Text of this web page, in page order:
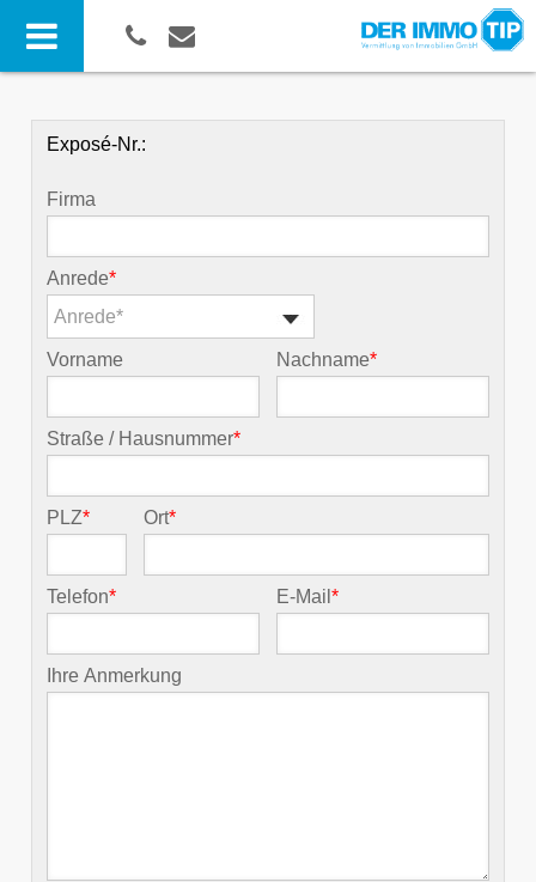
Exposé-Nr.:
Firma
Anrede*
Anrede*
Vorname Nachname*
Straße / Hausnummer*
PLZ* Ort*
Telefon* E-Mail*
Ihre Anmerkung